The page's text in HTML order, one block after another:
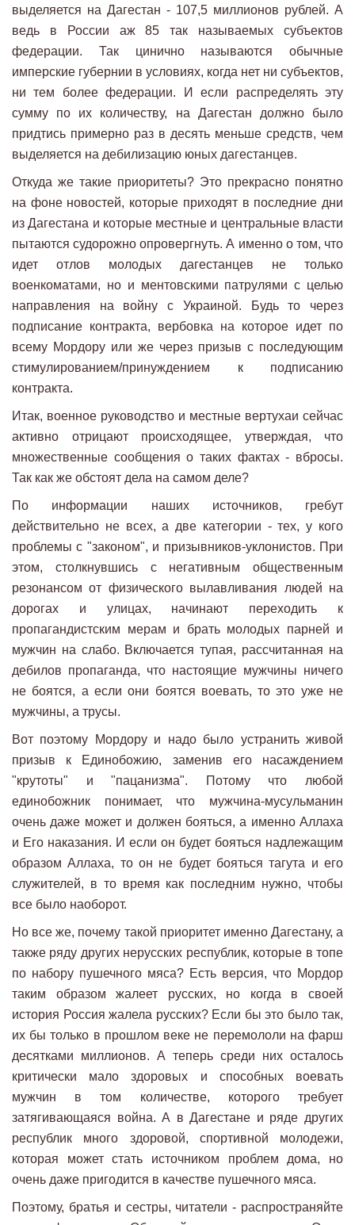
выделяется на Дагестан - 107,5 миллионов рублей. А
ведь в России аж 85 так называемых субъектов
федерации. Так цинично называются обычные
имперские губернии в условиях, когда нет ни субъектов,
ни тем более федерации. И если распределять эту
сумму по их количеству, на Дагестан должно было
придтись примерно раз в десять меньше средств, чем
выделяется на дебилизацию юных дагестанцев.
Откуда же такие приоритеты? Это прекрасно понятно
на фоне новостей, которые приходят в последние дни
из Дагестана и которые местные и центральные власти
пытаются судорожно опровергнуть. А именно о том, что
идет отлов молодых дагестанцев не только
военкоматами, но и ментовскими патрулями с целью
направления на войну с Украиной. Будь то через
подписание контракта, вербовка на которое идет по
всему Мордору или же через призыв с последующим
стимулированием/принуждением к подписанию
контракта.
Итак, военное руководство и местные вертухаи сейчас
активно отрицают происходящее, утверждая, что
множественные сообщения о таких фактах - вбросы.
Так как же обстоят дела на самом деле?
По информации наших источников, гребут
действительно не всех, а две категории - тех, у кого
проблемы с "законом", и призывников-уклонистов. При
этом, столкнувшись с негативным общественным
резонансом от физического вылавливания людей на
дорогах и улицах, начинают переходить к
пропагандистским мерам и брать молодых парней и
мужчин на слабо. Включается тупая, рассчитанная на
дебилов пропаганда, что настоящие мужчины ничего
не боятся, а если они боятся воевать, то это уже не
мужчины, а трусы.
Вот поэтому Мордору и надо было устранить живой
призыв к Единобожию, заменив его насаждением
"крутоты" и "пацанизма". Потому что любой
единобожник понимает, что мужчина-мусульманин
очень даже может и должен бояться, а именно Аллаха
и Его наказания. И если он будет бояться надлежащим
образом Аллаха, то он не будет бояться тагута и его
служителей, в то время как последним нужно, чтобы
все было наоборот.
Но все же, почему такой приоритет именно Дагестану, а
также ряду других нерусских республик, которые в топе
по набору пушечного мяса? Есть версия, что Мордор
таким образом жалеет русских, но когда в своей
история Россия жалела русских? Если бы это было так,
их бы только в прошлом веке не перемололи на фарш
десятками миллионов. А теперь среди них осталось
критически мало здоровых и способных воевать
мужчин в том количестве, которого требует
затягивающаяся война. А в Дагестане и ряде других
республик много здоровой, спортивной молодежи,
которая может стать источником проблем дома, но
очень даже пригодится в качестве пушечного мяса.
Поэтому, братья и сестры, читатели - распространяйте